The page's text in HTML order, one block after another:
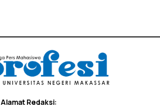
Alamat Redaksi: